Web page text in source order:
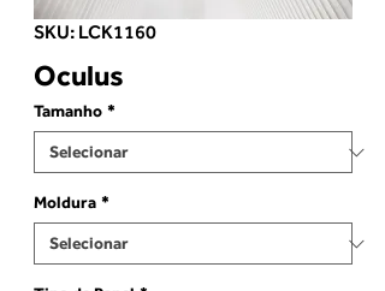
SKU: LCK1160
Oculus
Tamanho *
Moldura *